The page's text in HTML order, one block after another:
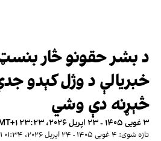
د بشر حقونو څار
خبریالې د وژل کېدو
څېړنه دې وشي
۳ غویی ۱۴۰۵ - ۲۳ اپریل ۲۰۲۶، ۲۳:۲۳ GMT+۱
تازه شوی: ۴ غویی ۱۴۰۵ - ۲۴ اپریل ۲۰۲۶، ۰۱:۳۴ GMT+۱